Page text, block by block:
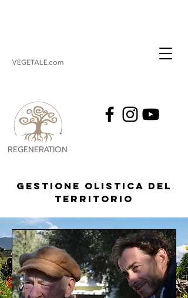
VEGETALE.com
REGENERATION
Gestione olistica del
territorio